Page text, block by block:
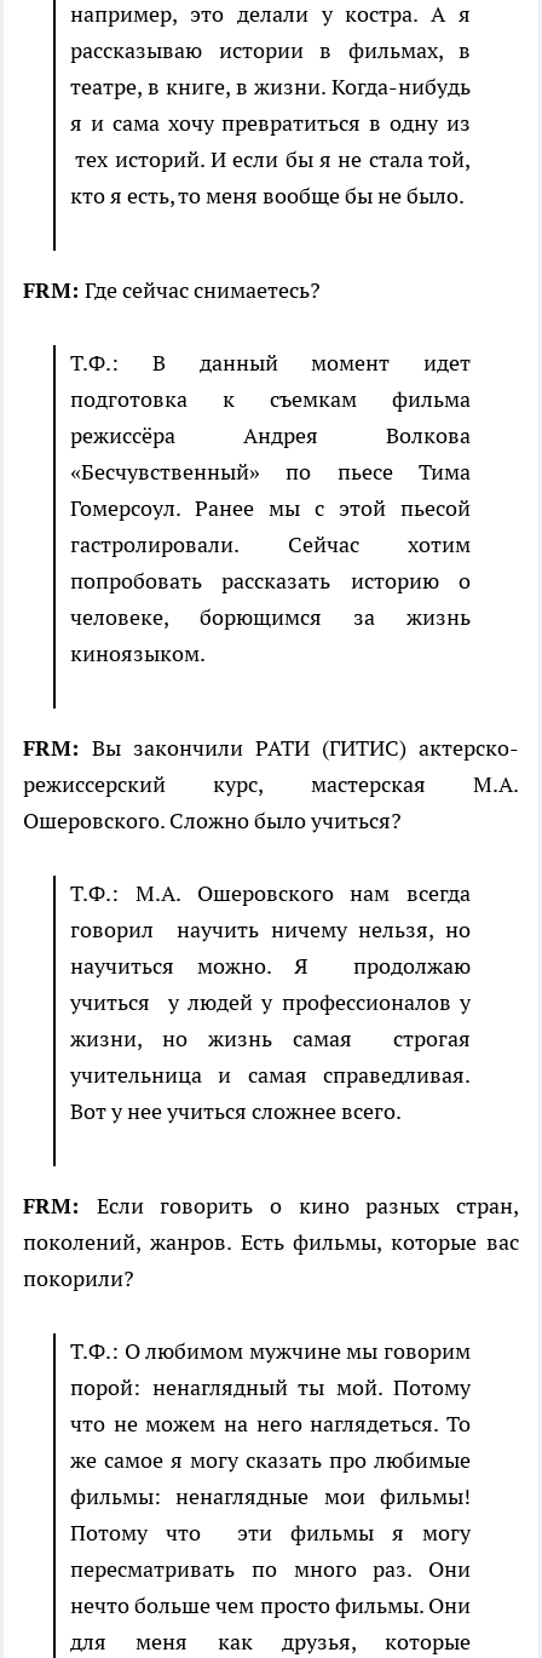
например, это делали у костра. А я
рассказываю истории в фильмах, в
театре, в книге, в жизни. Когда-нибудь
я и сама хочу превратиться в одну из
тех историй. И если бы я не стала той,
кто я есть, то меня вообще бы не было.
FRM: Где сейчас снимаетесь?
Т.Ф.: В данный момент идет
подготовка к съемкам фильма
режиссёра Андрея Волкова
«Бесчувственный» по пьесе Тима
Гомерсоул. Ранее мы с этой пьесой
гастролировали. Сейчас хотим
попробовать рассказать историю о
человеке, борющимся за жизнь
киноязыком.
FRM: Вы закончили РАТИ (ГИТИС) актерско-
режиссерский курс, мастерская М.А.
Ошеровского. Сложно было учиться?
Т.Ф.: М.А. Ошеровского нам всегда
говорил научить ничему нельзя, но
научиться можно. Я продолжаю
учиться у людей у профессионалов у
жизни, но жизнь самая строгая
учительница и самая справедливая.
Вот у нее учиться сложнее всего.
FRM: Если говорить о кино разных стран,
поколений, жанров. Есть фильмы, которые вас
покорили?
Т.Ф.: О любимом мужчине мы говорим
порой: ненаглядный ты мой. Потому
что не можем на него наглядеться. То
же самое я могу сказать про любимые
фильмы: ненаглядные мои фильмы!
Потому что эти фильмы я могу
пересматривать по много раз. Они
нечто больше чем просто фильмы. Они
для меня как друзья, которые